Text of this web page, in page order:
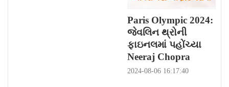
Paris Olympic 2024:
જેવલિન થ્રોની
ફાઇનલમાં પહોંચ્યા
Neeraj Chopra
2024-08-06 16:17:40